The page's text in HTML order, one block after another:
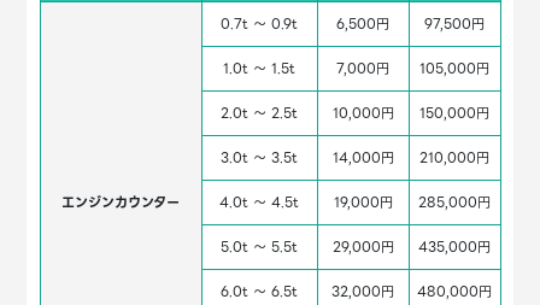
エンジンカウンター
0.7t ～ 0.9t 6,500円 97,500円
1.0t ～ 1.5t 7,000円 105,000円
2.0t ～ 2.5t 10,000円 150,000円
3.0t ～ 3.5t 14,000円 210,000円
4.0t ～ 4.5t 19,000円 285,000円
5.0t ～ 5.5t 29,000円 435,000円
6.0t ～ 6.5t 32,000円 480,000円